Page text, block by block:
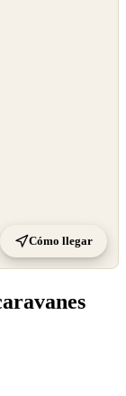
Cómo llegar